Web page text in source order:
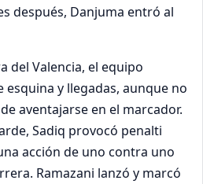
después, Danjuma entró al
del Valencia, el equipo
y llegadas, aunque no
aventajarse en el marcador.
Sadiq provocó penalti
acción de uno contra uno
Ramazani lanzó y marcó